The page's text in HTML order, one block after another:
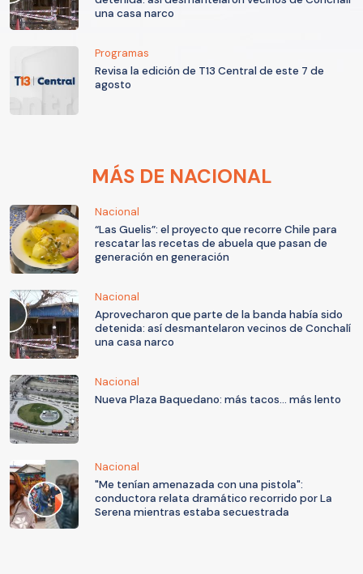
una casa narco
Programas
Revisa la edición de T13 Central de este 7 de
agosto
MÁS DE NACIONAL
Nacional
“Las Guelis”: el proyecto que recorre Chile para
rescatar las recetas de abuela que pasan de
generación en generación
Nacional
Aprovecharon que parte de la banda había sido
detenida: así desmantelaron vecinos de Conchalí
una casa narco
Nacional
Nueva Plaza Baquedano: más tacos... más lento
Nacional
"Me tenían amenazada con una pistola":
conductora relata dramático recorrido por La
Serena mientras estaba secuestrada